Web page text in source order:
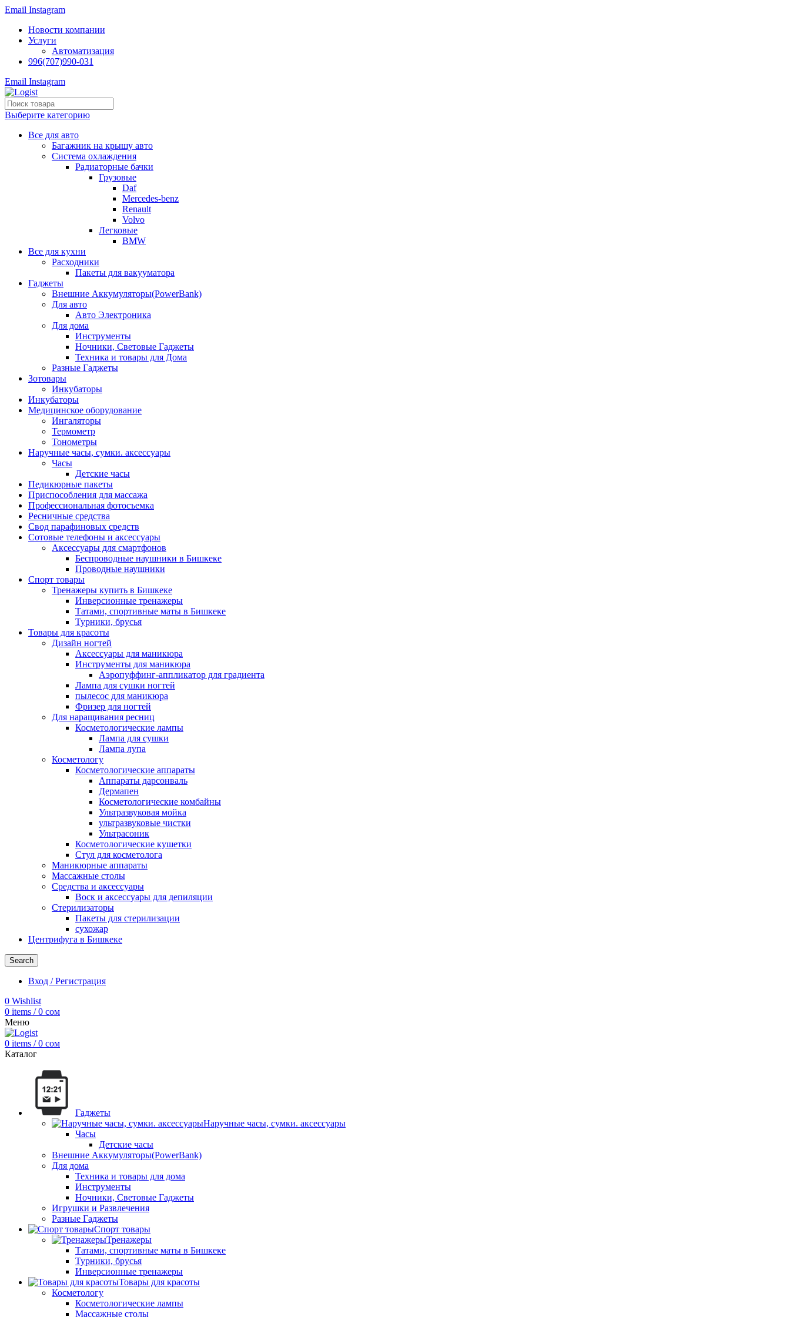
Email Instagram
Новости компании
Услуги
Автоматизация
996(707)990-031
Email Instagram
Выберите категорию
Все для авто
Багажник на крышу авто
Система охлаждения
Радиаторные бачки
Грузовые
Daf
Mercedes-benz
Renault
Volvo
Легковые
BMW
Все для кухни
Расходники
Пакеты для вакууматора
Гаджеты
Внешние Аккумуляторы(PowerBank)
Для авто
Авто Электроника
Для дома
Инструменты
Ночники, Световые Гаджеты
Техника и товары для Дома
Разные Гаджеты
Зотовары
Инкубаторы
Инкубаторы
Медицинское оборудование
Ингаляторы
Термометр
Тонометры
Наручные часы, сумки. аксессуары
Часы
Детские часы
Педикюрные пакеты
Приспособления для массажа
Профессиональная фотосъемка
Ресничные средства
Свод парафиновых средств
Сотовые телефоны и аксессуары
Аксессуары для смартфонов
Беспроводные наушники в Бишкеке
Проводные наушники
Спорт товары
Тренажеры купить в Бишкеке
Инверсионные тренажеры
Татами, спортивные маты в Бишкеке
Турники, брусья
Товары для красоты
Дизайн ногтей
Аксессуары для маникюра
Инструменты для маникюра
Аэропуффинг-аппликатор для градиента
Лампа для сушки ногтей
пылесос для маникюра
Фризер для ногтей
Для наращивания ресниц
Косметологические лампы
Лампа для сушки
Лампа лупа
Косметологу
Косметологические аппараты
Аппараты дарсонваль
Дермапен
Косметологические комбайны
Ультразвуковая мойка
ультразвуковые чистки
Ультрасоник
Косметологические кушетки
Стул для косметолога
Маникюрные аппараты
Массажные столы
Средства и аксессуары
Воск и аксессуары для депиляции
Стерилизаторы
Пакеты для стерилизации
сухожар
Центрифуга в Бишкеке
Search
Вход / Регистрация
0 Wishlist
0 items / 0 сом
Меню
0 items / 0 сом
Каталог
Гаджеты
Наручные часы, сумки. аксессуары
Часы
Детские часы
Внешние Аккумуляторы(PowerBank)
Для дома
Техника и товары для дома
Инструменты
Ночники, Световые Гаджеты
Игрушки и Развлечения
Разные Гаджеты
Спорт товары
Тренажеры
Татами, спортивные маты в Бишкеке
Турники, брусья
Инверсионные тренажеры
Товары для красоты
Косметологу
Косметологические лампы
Массажные столы